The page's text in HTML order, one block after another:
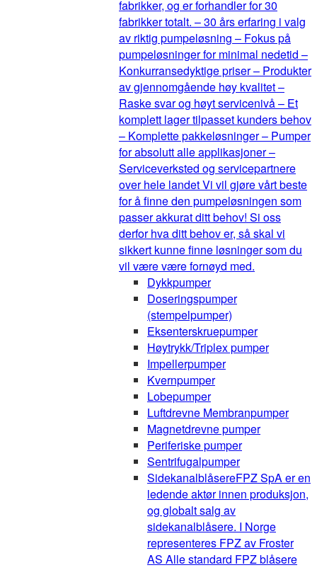
fabrikker, og er forhandler for 30
fabrikker totalt. – 30 års erfaring i valg
av riktig pumpeløsning – Fokus på
pumpeløsninger for minimal nedetid –
Konkurransedyktige priser – Produkter
av gjennomgående høy kvalitet –
Raske svar og høyt servicenivå – Et
komplett lager tilpasset kunders behov
– Komplette pakkeløsninger – Pumper
for absolutt alle applikasjoner –
Serviceverksted og servicepartnere
over hele landet Vi vil gjøre vårt beste
for å finne den pumpeløsningen som
passer akkurat ditt behov! Si oss
derfor hva ditt behov er, så skal vi
sikkert kunne finne løsninger som du
vil være være fornøyd med.
Dykkpumper
Doseringspumper
(stempelpumper)
Eksenterskruepumper
Høytrykk/Triplex pumper
Impellerpumper
Kvernpumper
Lobepumper
Luftdrevne Membranpumper
Magnetdrevne pumper
Periferiske pumper
Sentrifugalpumper
SidekanalblåsereFPZ SpA er en
ledende aktør innen produksjon,
og globalt salg av
sidekanalblåsere. I Norge
representeres FPZ av Froster
AS Alle standard FPZ blåsere